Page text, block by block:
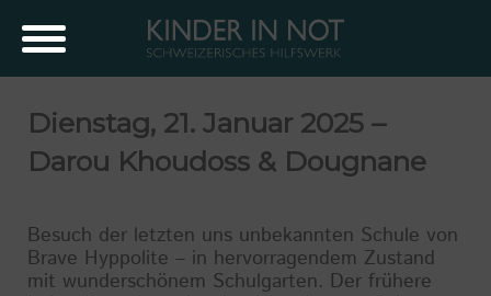
Dienstag, 21. Januar 2025 –
Darou Khoudoss & Dougnane
Besuch der letzten uns unbekannten Schule von
Brave Hyppolite – in hervorragendem Zustand
mit wunderschönem Schulgarten. Der frühere